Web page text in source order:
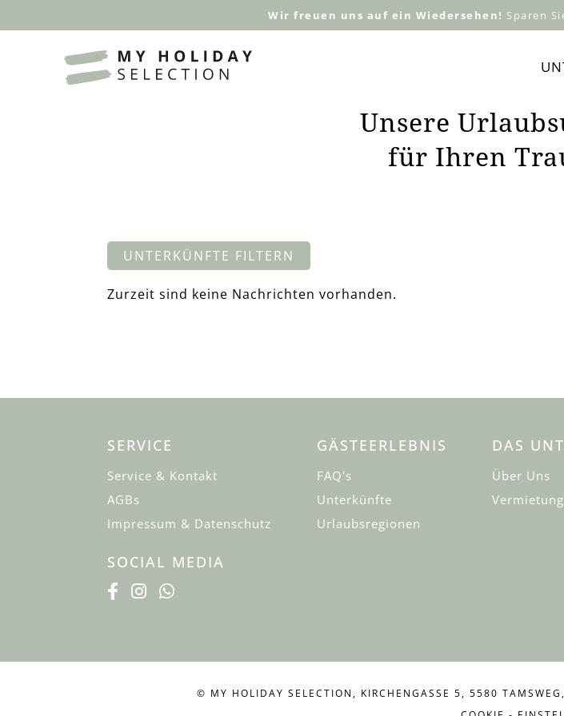
Wir freuen uns auf ein Wiedersehen! Sparen
Unsere
für Ihren
UNTERKÜNFTE FILTERN
Zurzeit sind keine Nachrichten vorhanden.
SERVICE
Service & Kontakt
AGBs
Impressum & Datenschutz
SOCIAL MEDIA
GÄSTEERLEBNIS
FAQ's
Unterkünfte
Urlaubsregionen
DAS
Über Uns
© MY HOLIDAY SELECTION, KIRCHENGASSE 5, 5580 TAMSWEG,